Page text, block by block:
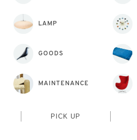
LAMP
GOODS
MAINTENANCE
PICK UP